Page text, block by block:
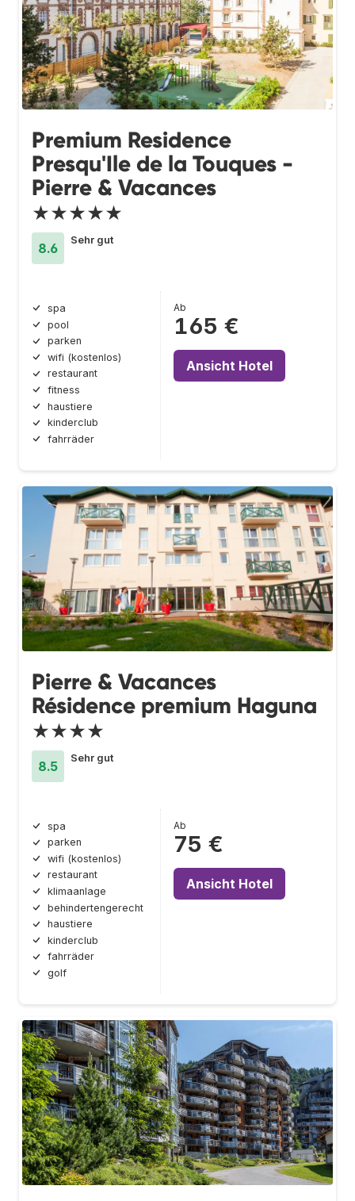
Premium Residence
Presqu'Ile de la Touques -
Pierre & Vacances
★★★★★
8.6
Sehr gut
spa
pool
parken
wifi (kostenlos)
restaurant
fitness
haustiere
kinderclub
fahrräder
Ab
165 €
Ansicht Hotel
Pierre & Vacances
Résidence premium Haguna
★★★★
8.5
Sehr gut
spa
parken
wifi (kostenlos)
restaurant
klimaanlage
behindertengerecht
haustiere
kinderclub
fahrräder
golf
Ab
75 €
Ansicht Hotel